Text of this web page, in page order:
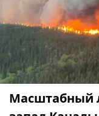
Масштабный